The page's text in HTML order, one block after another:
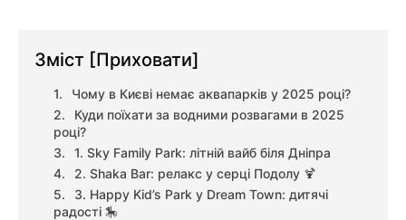
Зміст [Приховати]
Чому в Києві немає аквапарків у 2025 році?
Куди поїхати за водними розвагами в 2025
році?
1. Sky Family Park: літній вайб біля Дніпра
2. Shaka Bar: релакс у серці Подолу 🍹
3. Happy Kid’s Park у Dream Town: дитячі
радості 🎠